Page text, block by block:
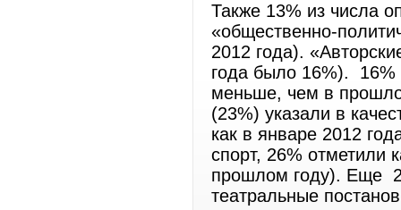
Также 13% из числа
«общественно-
2012 года).
года было 16%). 16%
меньше, чем в
(23%) указали в
как в январе 2012
спорт, 26% отметили
прошлом году). Еще
театральные